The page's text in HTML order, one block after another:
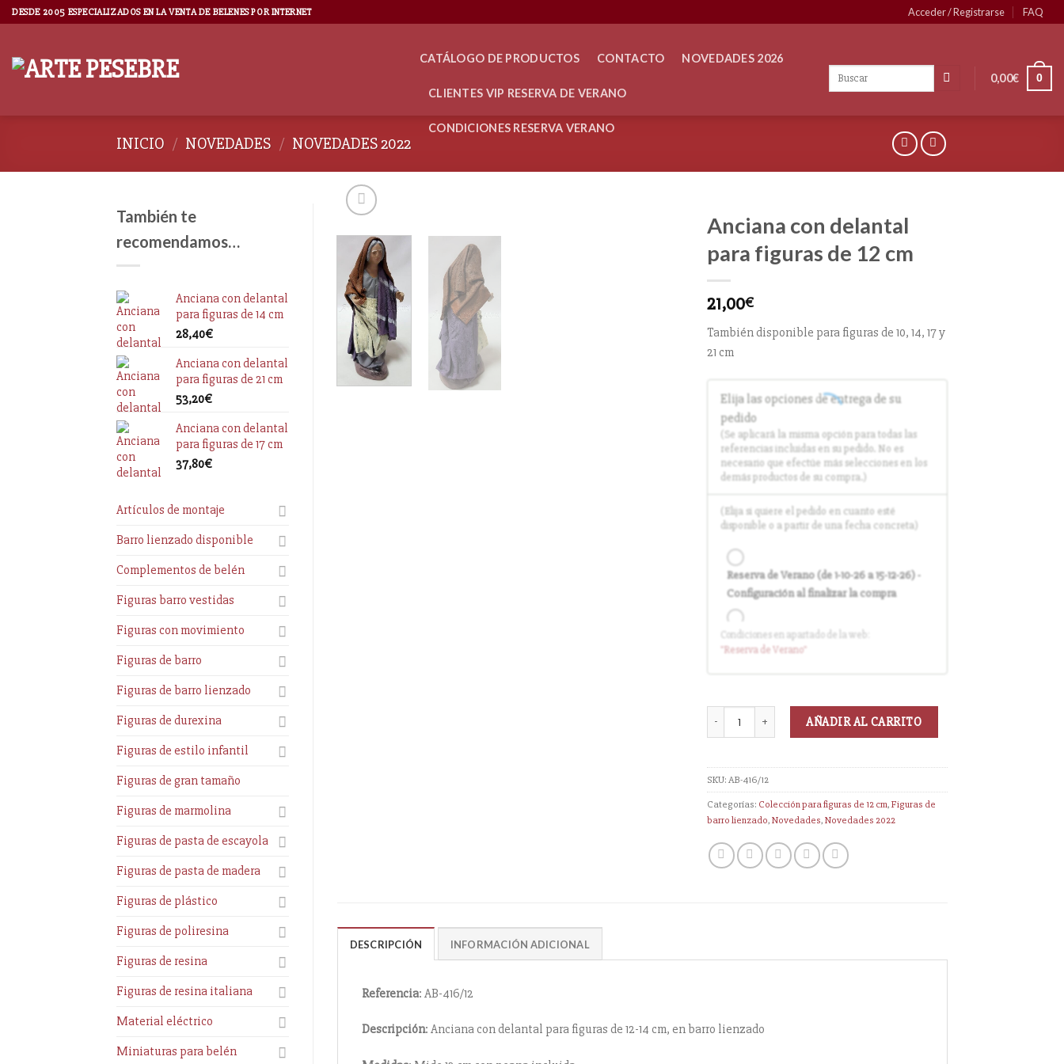
DESDE 2005 ESPECIALIZADOS EN LA VENTA DE BELENES POR INTERNET Acceder / Registrarse FAQ
CATÁLOGO DE PRODUCTOS CONTACTO NOVEDADES 2026
CLIENTES VIP RESERVA DE VERANO
CONDICIONES RESERVA VERANO
0,00€ 0
INICIO / NOVEDADES / NOVEDADES 2022
También te
recomendamos…
Anciana con delantal
para figuras de 14 cm
28,40€
Anciana con delantal
para figuras de 21 cm
53,20€
Anciana con delantal
para figuras de 17 cm
37,80€
Artículos de montaje
Barro lienzado disponible
Complementos de belén
Figuras barro vestidas
Figuras con movimiento
Figuras de barro
Figuras de barro lienzado
Figuras de durexina
Figuras de estilo infantil
Figuras de gran tamaño
Figuras de marmolina
Figuras de pasta de escayola
Figuras de pasta de madera
Figuras de plástico
Figuras de poliresina
Figuras de resina
Figuras de resina italiana
Material eléctrico
Miniaturas para belén
Anciana con delantal
para figuras de 12 cm
21,00€
También disponible para figuras de 10, 14, 17 y
21 cm
Elija las opciones de entrega de su
pedido
(Se aplicará la misma opción para todas las
referencias incluidas en su pedido. No es
necesario que efectúe más selecciones en los
demás productos de su compra.)
(Elija si quiere el pedido en cuanto esté
disponible o a partir de una fecha concreta)
Reserva de Verano (de 1-10-26 a 15-12-26) -
Configuración al finalizar la compra
Entrega en cuanto el pedido esté
disponible (sin descuento)
Condiciones en apartado de la web:
"Reservade Verano"
AÑADIR AL CARRITO
SKU:AB-416/12
Categorías: Colección para figuras de 12 cm,Figuras de
barro lienzado,Novedades,Novedades 2022
DESCRIPCIÓN INFORMACIÓN ADICIONAL
Referencia: AB-416/12
Descripción: Anciana con delantal para figuras de 12-14 cm, en barro lienzado